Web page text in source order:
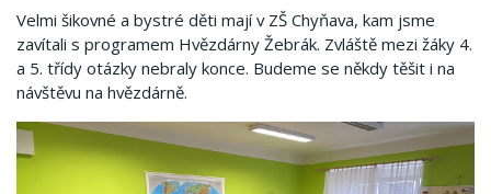
Velmi šikovné a bystré děti mají v ZŠ Chyňava, kam jsme
zavítali s programem Hvězdárny Žebrák. Zvláště mezi žáky 4.
a 5. třídy otázky nebraly konce. Budeme se někdy těšit i na
návštěvu na hvězdárně.